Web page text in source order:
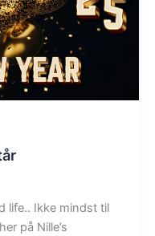
life.. Ikke mindst til
på Nille’s